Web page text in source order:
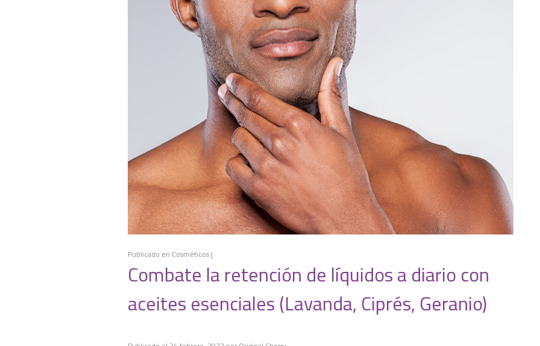
Publicado en Cosméticos |
Combate la retención de líquidos a diario con
aceites esenciales (Lavanda, Ciprés, Geranio)